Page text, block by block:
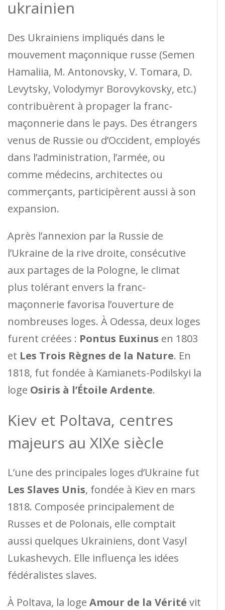
ukrainien
Des Ukrainiens impliqués dans le
mouvement maçonnique russe (Semen
Hamaliia, M. Antonovsky, V. Tomara, D.
Levytsky, Volodymyr Borovykovsky, etc.)
contribuèrent à propager la franc-
maçonnerie dans le pays. Des étrangers
venus de Russie ou d’Occident, employés
dans l’administration, l’armée, ou
comme médecins, architectes ou
commerçants, participèrent aussi à son
expansion.
Après l’annexion par la Russie de
l’Ukraine de la rive droite, consécutive
aux partages de la Pologne, le climat
plus tolérant envers la franc-
maçonnerie favorisa l’ouverture de
nombreuses loges. À Odessa, deux loges
furent créées : Pontus Euxinus en 1803
et Les Trois Règnes de la Nature. En
1818, fut fondée à Kamianets-Podilskyi la
loge Osiris à l’Étoile Ardente.
Kiev et Poltava, centres
majeurs au XIXe siècle
L’une des principales loges d’Ukraine fut
Les Slaves Unis, fondée à Kiev en mars
1818. Composée principalement de
Russes et de Polonais, elle comptait
aussi quelques Ukrainiens, dont Vasyl
Lukashevych. Elle influença les idées
fédéralistes slaves.
À Poltava, la loge Amour de la Vérité vit